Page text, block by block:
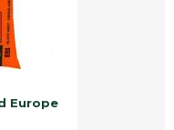
Europe